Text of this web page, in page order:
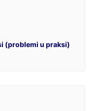
(problemi u praksi)